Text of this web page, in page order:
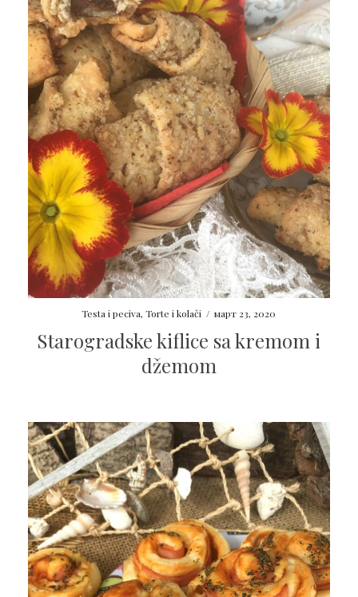
Testa i peciva,Torte i kolači / март 23, 2020
Starogradske kiflice sa kremom i
džemom